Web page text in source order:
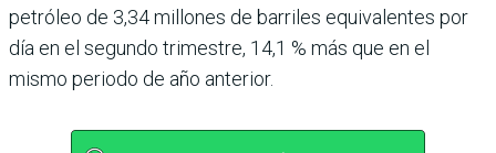
petróleo de 3,34 millones de barriles equivalentes por
día en el segundo trimestre, 14,1 % más que en el
mismo periodo de año anterior.